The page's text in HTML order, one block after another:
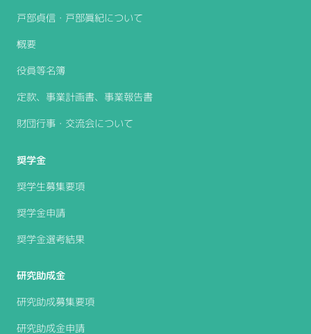
戸部貞信・戸部眞紀について
概要
役員等名簿
定款、事業計画書、事業報告書
財団行事・交流会について
奨学金
奨学生募集要項
奨学金申請
奨学金選考結果
研究助成金
研究助成募集要項
研究助成金申請